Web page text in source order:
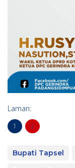
Laman:
1 2
Bupati Tapsel